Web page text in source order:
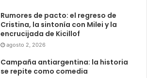
Rumores de pacto: el regreso de
Cristina, la sintonía con Milei y la
encrucijada de Kicillof
agosto 2, 2026
Campaña antiargentina: la historia
se repite como comedia